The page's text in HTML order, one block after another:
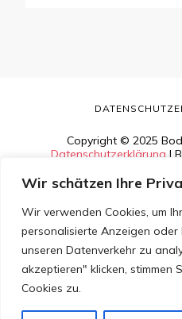
Wir schätzen Ihre
Wir verwenden Cookies, um
personalisierte Anzeigen
unseren Datenverkehr zu
akzeptieren" klicken, stimmen
Cookies zu.
Copyright © 2025
Datenschutzerklärung |